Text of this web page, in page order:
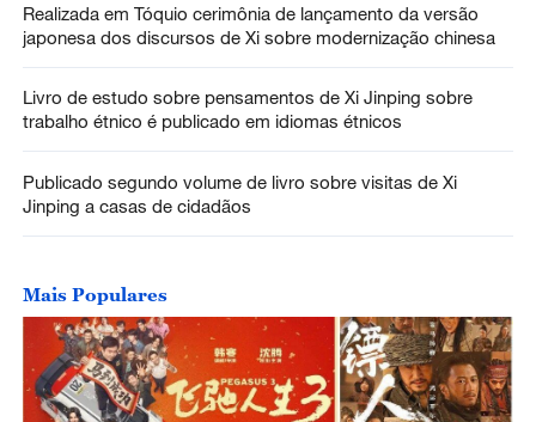
Realizada em Tóquio cerimônia de lançamento da versão
japonesa dos discursos de Xi sobre modernização chinesa
Livro de estudo sobre pensamentos de Xi Jinping sobre
trabalho étnico é publicado em idiomas étnicos
Publicado segundo volume de livro sobre visitas de Xi
Jinping a casas de cidadãos
Mais Populares